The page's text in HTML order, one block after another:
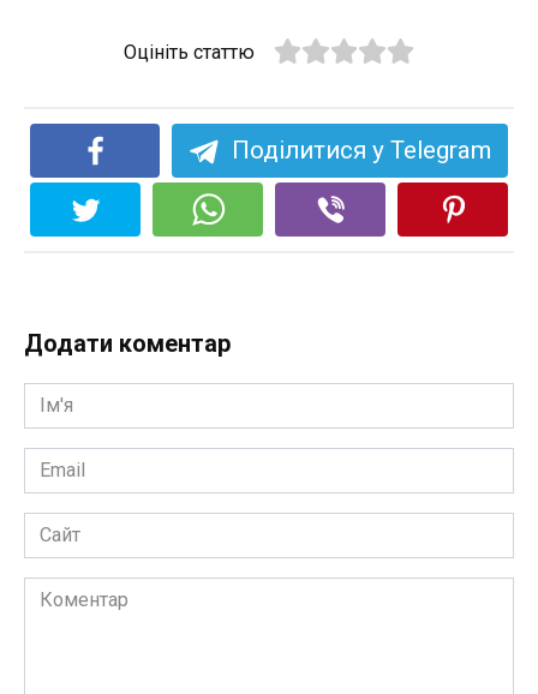
Оцініть статтю
Поділитися у Telegram
Додати коментар
Ім'я
*
Email
*
Сайт
Коментар